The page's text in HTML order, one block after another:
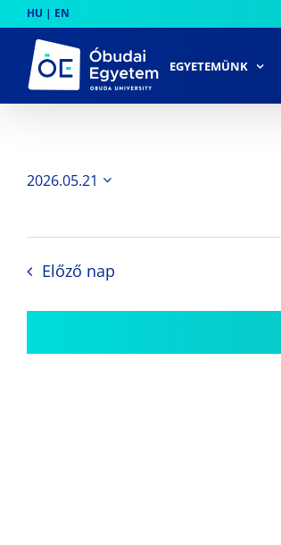
to
content
HU | EN
EGYETEMÜNK
2026.05.21
Előző nap